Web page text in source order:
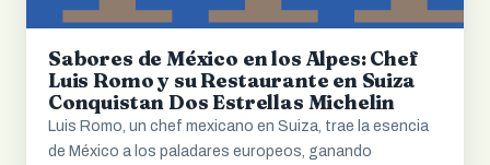
Sabores de México en los Alpes: Chef
Luis Romo y su Restaurante en Suiza
Conquistan Dos Estrellas Michelin
Luis Romo, un chef mexicano en Suiza, trae la esencia
de México a los paladares europeos, ganando